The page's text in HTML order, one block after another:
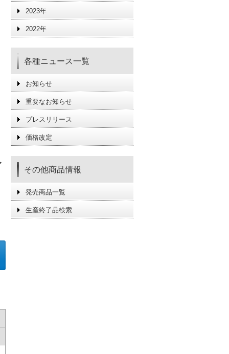
2023年
2022年
各種ニュース一覧
お知らせ
重要なお知らせ
プレスリリース
価格改定
その他商品情報
発売商品一覧
生産終了品検索